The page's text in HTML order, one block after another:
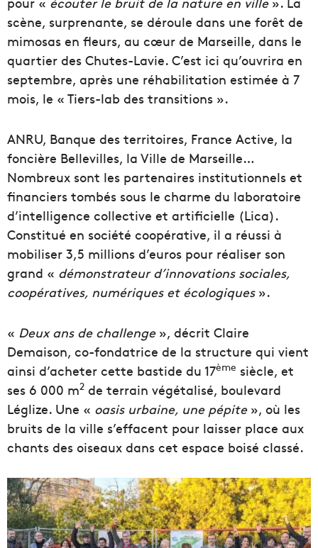
scène, surprenante, se déroule dans une forêt de
mimosas en fleurs, au cœur de Marseille, dans le
quartier des Chutes-Lavie. C’est ici qu’ouvrira en
septembre, après une réhabilitation estimée à 7
mois, le « Tiers-lab des transitions ».
ANRU, Banque des territoires, France Active, la
foncière Bellevilles, la Ville de Marseille…
Nombreux sont les partenaires institutionnels et
financiers tombés sous le charme du laboratoire
d’intelligence collective et artificielle (Lica).
Constitué en société coopérative, il a réussi à
mobiliser 3,5 millions d’euros pour réaliser son
grand « démonstrateur d’innovations sociales,
coopératives, numériques et écologiques».
« Deux ans de challenge», décrit Claire
Demaison, co-fondatrice de la structure qui vient
ainsi d’acheter cette bastide du 17ème siècle, et
ses 6 000 m2 de terrain végétalisé, boulevard
Léglize. Une « oasis urbaine, une pépite», où les
bruits de la ville s’effacent pour laisser place aux
chants des oiseaux dans cet espace boisé classé.